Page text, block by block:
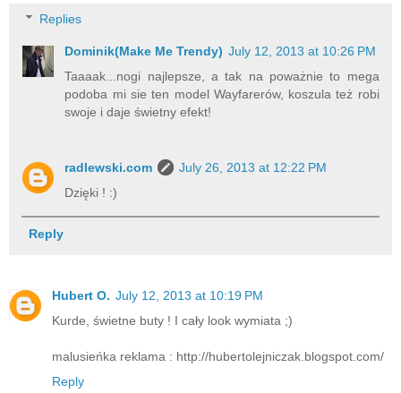
Replies
Dominik(Make Me Trendy) July 12, 2013 at 10:26 PM
Taaaak...nogi najlepsze, a tak na poważnie to mega
podoba mi sie ten model Wayfarerów, koszula też robi
swoje i daje świetny efekt!
radlewski.com
July 26, 2013 at 12:22 PM
Dzięki ! :)
Reply
Hubert O. July 12, 2013 at 10:19 PM
Kurde, świetne buty ! I cały look wymiata ;)
malusieńka reklama : http://hubertolejniczak.blogspot.com/
Reply